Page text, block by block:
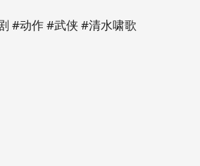
#动作 #武侠 #清水啸歌